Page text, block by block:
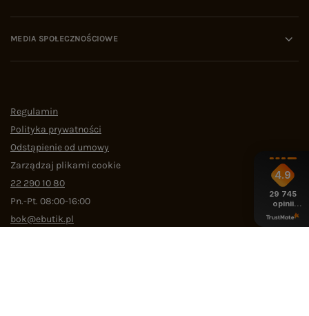
MEDIA SPOŁECZNOŚCIOWE
Regulamin
Polityka prywatności
Odstąpienie od umowy
Zarządzaj plikami cookie
22 290 10 80
Pn.-Pt. 08:00-16:00
bok@ebutik.pl
4.9
29 745
opinii
z całego